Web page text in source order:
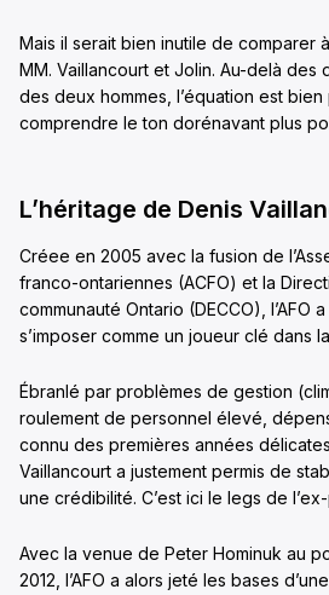
Mais il serait bien inutile de comparer
MM. Vaillancourt et Jolin. Au-delà
des deux hommes, l’équation est
comprendre le ton dorénavant plus
L’héritage de Denis
Créee en 2005 avec la fusion de
franco-ontariennes (ACFO) et la
communauté Ontario (DECCO), l’AFO
s’imposer comme un joueur clé dans
Ébranlé par problèmes de gestion
roulement de personnel élevé,
connu des premières années
Vaillancourt a justement permis de
une crédibilité. C’est ici le legs de
Avec la venue de Peter Hominuk au
2012, l’AFO a alors jeté les bases